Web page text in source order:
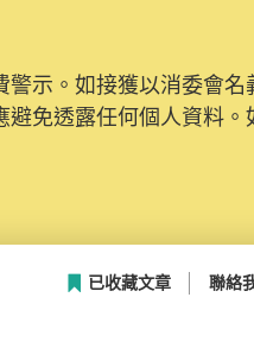
示。如接獲以消委會
免透露任何個人資料
已收藏文章 聯絡